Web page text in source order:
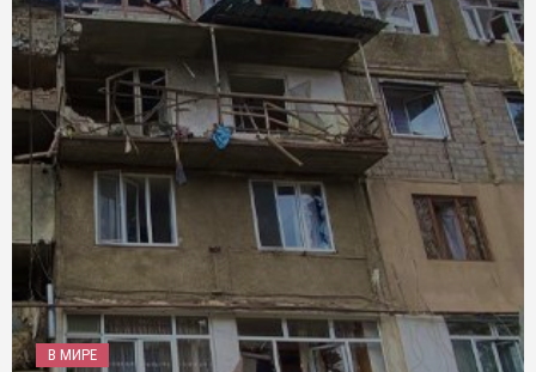
В МИРЕ